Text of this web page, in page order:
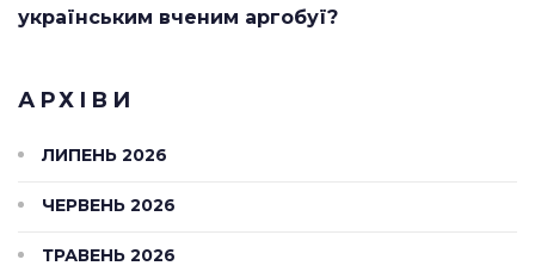
українським вченим аргобуї?
АРХІВИ
ЛИПЕНЬ 2026
ЧЕРВЕНЬ 2026
ТРАВЕНЬ 2026